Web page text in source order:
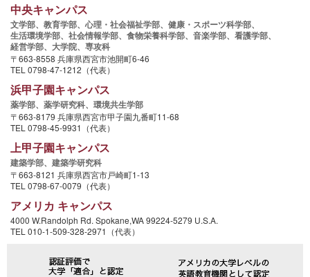
中央キャンパス
文学部、 教育学部、 心理・社会福祉学部、 健康・スポーツ科学部、
生活環境学部、 社会情報学部、 食物栄養科学部、 音楽学部、 看護学部、
経営学部、 大学院、 専攻科
〒663-8558 兵庫県西宮市池開町6-46
TEL 0798-47-1212（代表）
浜甲子園キャンパス
薬学部、 薬学研究科、 環境共生学部
〒663-8179 兵庫県西宮市甲子園九番町11-68
TEL 0798-45-9931（代表）
上甲子園キャンパス
建築学部、 建築学研究科
〒663-8121 兵庫県西宮市戸崎町1-13
TEL 0798-67-0079（代表）
アメリカ キャンパス
4000 W.Randolph Rd. Spokane,WA 99224-5279 U.S.A.
TEL 010-1-509-328-2971（代表）